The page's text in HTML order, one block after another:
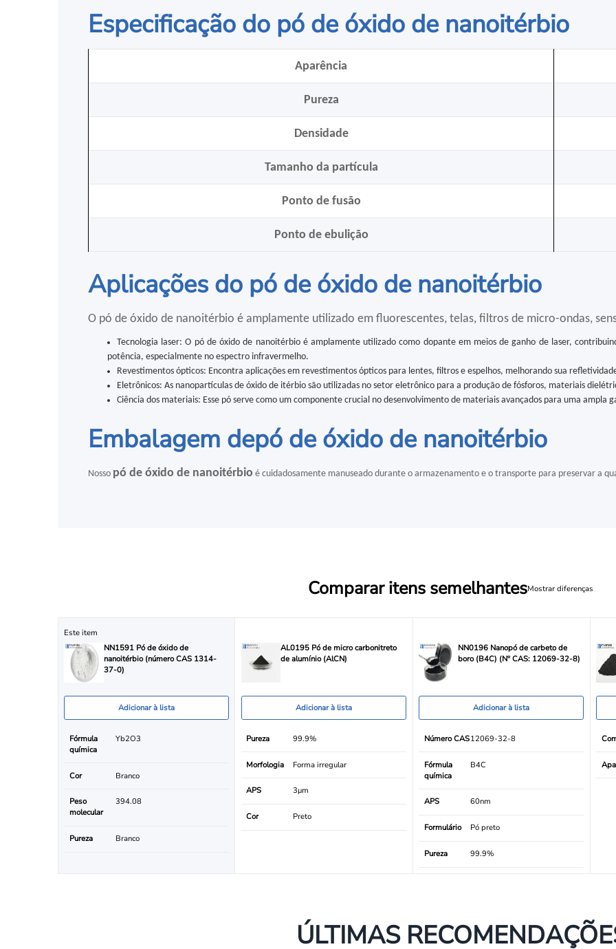
Especificação do pó de óxido de nanoitérbio
Aparência
Pureza
Densidade
Tamanho da partícula
Ponto de fusão
Ponto de ebulição
Aplicações do pó de óxido de nanoitérbio
O pó de óxido de nanoitérbio é amplamente utilizado em fluorescentes, telas, filtros de micro-ondas,
Tecnologia laser: O pó de óxido de nanoitérbio é amplamente utilizado como dopante em meios de ganho de laser,
potência, especialmente no espectro infravermelho.
Revestimentos ópticos: Encontra aplicações em revestimentos ópticos para lentes, filtros e espelhos, melhorando sua
Eletrônicos: As nanopartículas de óxido de itérbio são utilizadas no setor eletrônico para a produção de fósforos, materiais
Ciência dos materiais: Esse pó serve como um componente crucial no desenvolvimento de materiais avançados para uma ampla
Embalagem depó de óxido de nanoitérbio
Nosso pó de óxido de nanoitérbio é cuidadosamente manuseado durante o armazenamento e o transporte para preservar a
Comparar itens semelhantesMostrar diferenças
Este item
NN1591 Pó de óxido de
nanoitérbio (número CAS 1314-
37-0)
Adicionar à lista
Fórmula
química
Yb2O3
Cor Branco
Peso
molecular
394.08
Pureza Branco
AL0195 Pó de micro carbonitreto
de alumínio (AlCN)
Adicionar à lista
Pureza 99.9%
Morfologia Forma irregular
APS 3μm
Cor Preto
NN0196 Nanopó de carbeto de
boro (B4C) (Nº CAS: 12069-32-8)
Adicionar à lista
Número CAS12069-32-8
Fórmula
química
B4C
APS 60nm
Formulário Pó preto
Pureza 99.9%
ÚLTIMAS